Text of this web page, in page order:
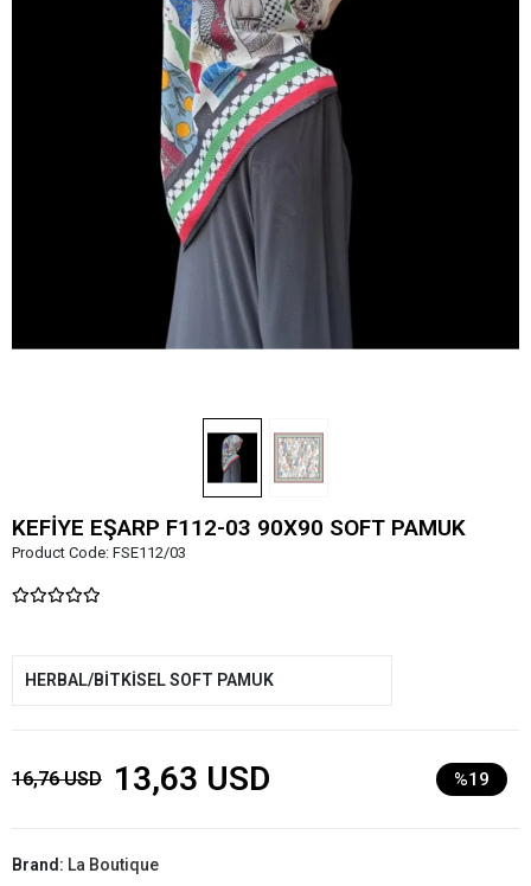
KEFİYE EŞARP F112-03 90X90 SOFT PAMUK
Product Code: FSE112/03
HERBAL/BİTKİSEL SOFT PAMUK
16,76 USD 13,63 USD %19
Brand: La Boutique